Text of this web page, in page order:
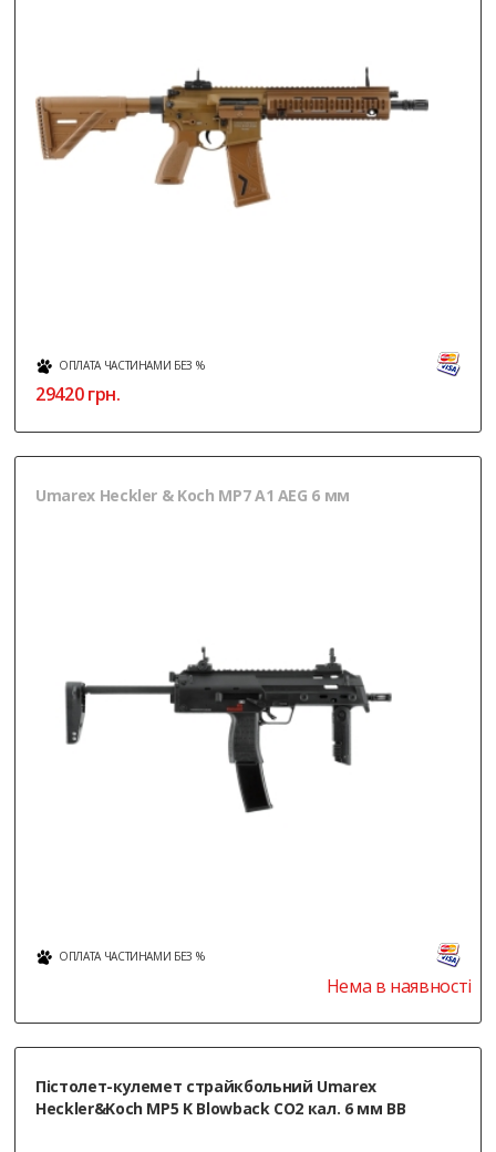
ОПЛАТА ЧАСТИНАМИ БЕЗ %
29420грн.
Umarex Heckler & Koch MP7 A1 AEG 6 мм
ОПЛАТА ЧАСТИНАМИ БЕЗ %
Нема в наявності
Пістолет-кулемет страйкбольний Umarex
Heckler&Koch MP5 K Blowback СО2 кал. 6 мм ВВ